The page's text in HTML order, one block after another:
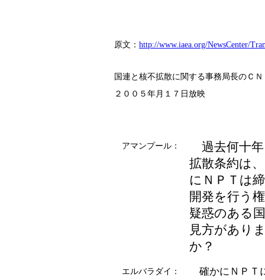
原文： http://www.iaea.org/NewsCenter/
国連と核不拡散に関する事務局長のＣ
２００５年月１７日放映
アマンプール：
過去何十
拡散条約は
にＮＰＴは
開発を行う
疑惑のある
見方があり
か？
エルバラダイ：
確かにＮＰＴ